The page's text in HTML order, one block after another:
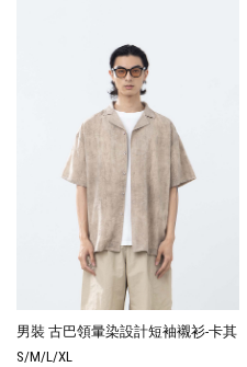
男裝 古巴領暈染設計短袖襯衫-卡其
S/M/L/XL